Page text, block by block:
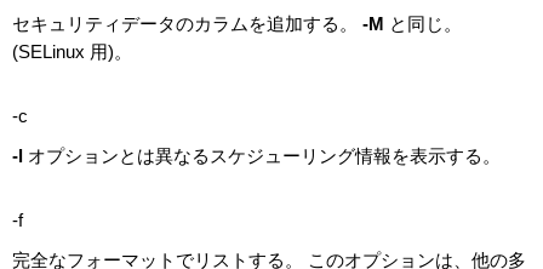
セキュリティデータのカラムを追加する。 -M と同じ。
(SELinux 用)。
-c
-l オプションとは異なるスケジューリング情報を表示する。
-f
完全なフォーマットでリストする。 このオプションは、他の多